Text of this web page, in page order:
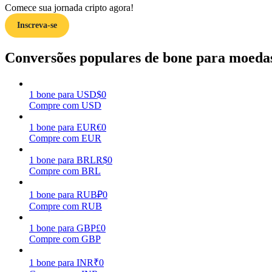
Guia
Estratégias de negociação
Aprenda como se manter lucrativo
Comece sua jornada cripto agora!
Inscreva-se
Conversões populares de bone para
1 bone para USD$0
Compre com USD
1 bone para EUR€0
Compre com EUR
1 bone para BRLR$0
Compre com BRL
1 bone para RUB₽0
Compre com RUB
1 bone para GBP£0
Compre com GBP
1 bone para INR₹0